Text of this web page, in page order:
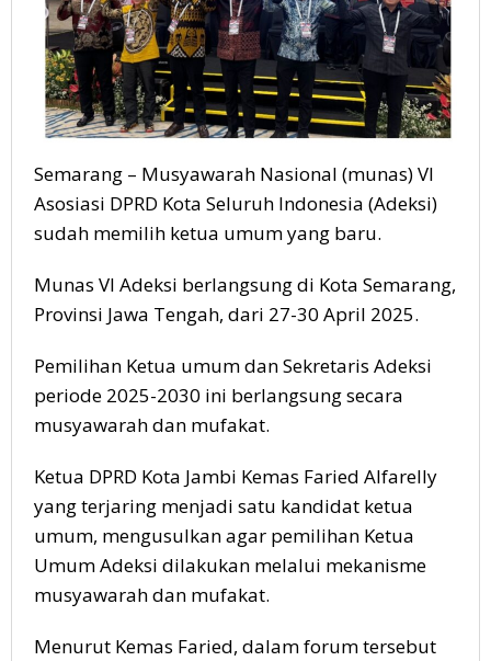
Semarang – Musyawarah Nasional (munas) VI
Asosiasi DPRD Kota Seluruh Indonesia (Adeksi)
sudah memilih ketua umum yang baru.
Munas VI Adeksi berlangsung di Kota Semarang,
Provinsi Jawa Tengah, dari 27-30 April 2025.
Pemilihan Ketua umum dan Sekretaris Adeksi
periode 2025-2030 ini berlangsung secara
musyawarah dan mufakat.
Ketua DPRD Kota Jambi Kemas Faried Alfarelly
yang terjaring menjadi satu kandidat ketua
umum, mengusulkan agar pemilihan Ketua
Umum Adeksi dilakukan melalui mekanisme
musyawarah dan mufakat.
Menurut Kemas Faried, dalam forum tersebut